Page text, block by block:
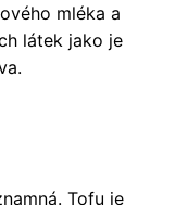
mléka a
látek jako je
Tofu je